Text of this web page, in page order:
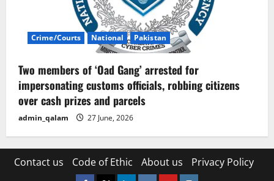
Crime/Courts National Pakistan
Two members of ‘Oad Gang’ arrested for
impersonating customs officials, robbing citizens
over cash prizes and parcels
admin_qalam 27 June, 2026
Contact us Code of Ethic About us Privacy Policy